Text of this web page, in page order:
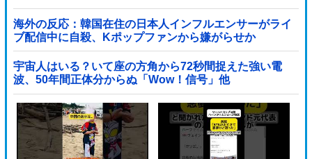
海外の反応：韓国在住の日本人インフルエンサーがライ
ブ配信中に自殺、Kポップファンから嫌がらせか
宇宙人はいる？いて座の方角から72秒間捉えた強い電
波、50年間正体分からぬ「Wow！信号」他